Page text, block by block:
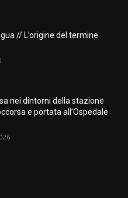
// L’origine del termine
nei dintorni della stazione
e portata all’Ospedale